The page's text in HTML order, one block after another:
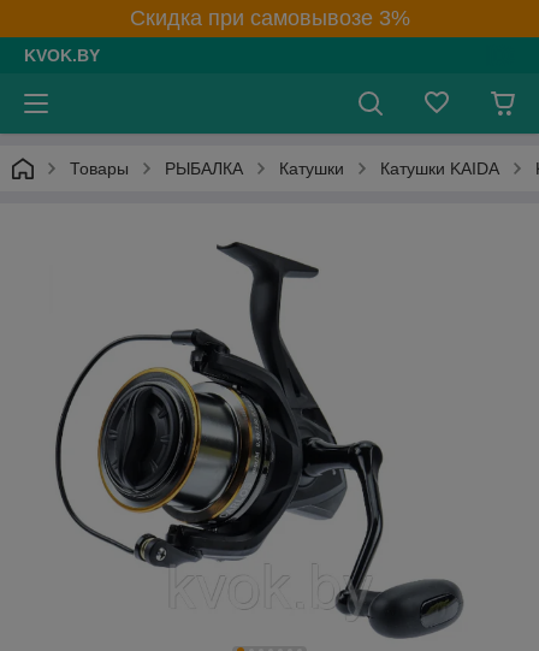
Скидка при самовывозе 3%
KVOK.BY
Товары РЫБАЛКА Катушки Катушки KAIDA